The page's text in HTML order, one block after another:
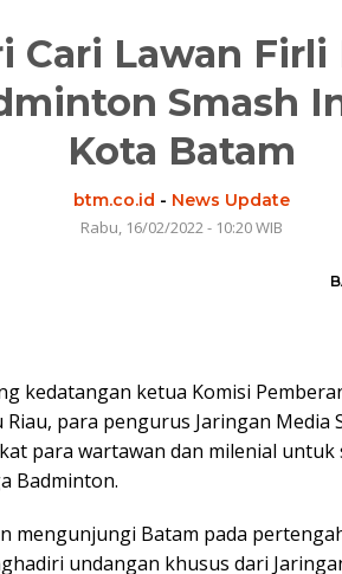
Cari Lawan Firli
Smash
Kota Batam
btm.co.id - News Update
Rabu, 16/02/2022 - 10:20 WIB
kedatangan ketua Komisi
para pengurus Jaringan Media
para wartawan dan milenial
Badminton.
mengunjungi Batam pada
undangan khusus dari